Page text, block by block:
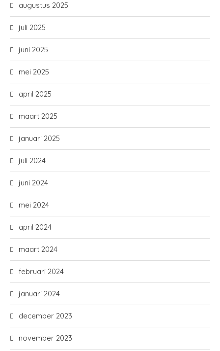
augustus 2025
juli 2025
juni 2025
mei 2025
april 2025
maart 2025
januari 2025
juli 2024
juni 2024
mei 2024
april 2024
maart 2024
februari 2024
januari 2024
december 2023
november 2023